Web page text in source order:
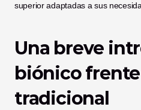
superior adaptadas a sus
Una breve
biónico frente
tradicional